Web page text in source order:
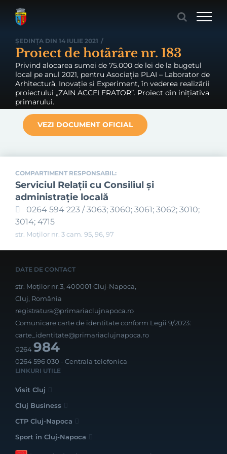
ȘEDINȚA DIN 14 IULIE 2021 /
Proiect de hotărâre nr. 183
Privind alocarea sumei de 75.000 de lei de la bugetul
local pe anul 2021, pentru Asociația PLAI – Laborator de
Arhitectură, Inovație și Experiment, în vederea realizării
proiectului „ZAIN ACCELERATOR”. Proiect din inițiativa
primarului.
VEZI DOCUMENT OFICIAL
COMPARTIMENT RESPONSABIL:
Serviciul Relaţii cu Consiliul şi
administraţie locală
0264 594 223 / 3063; 3060; 3061; 3062; 3010;
3014; 4715
str. Moților nr. 3 cam. 95, 96, 97
DATE DE CONTACT
str. Moților nr.3, 400001 Cluj-Napoca,
Cluj, România
registratura@primariaclujnapoca.ro
Comunicare carte de identitate conform Legii 9/2023:
carte_identitate@primariaclujnapoca.ro
0264984
0264 596 030 - Centrala telefonica
LINKURI UTILE
Visit Cluj
Cluj Business
CTP Cluj-Napoca
Sport în Cluj-Napoca